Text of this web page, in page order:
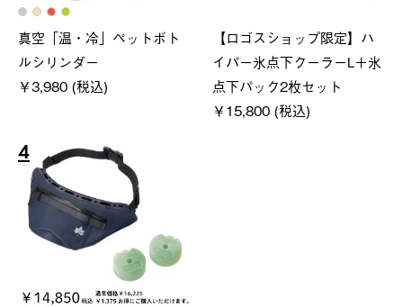
真空「温・冷」ペットボト
ルシリンダー
￥3,980 (税込)
【ロゴスショップ限定】ハ
イパー氷点下クーラーL＋氷
点下パック2枚セット
￥15,800 (税込)
4